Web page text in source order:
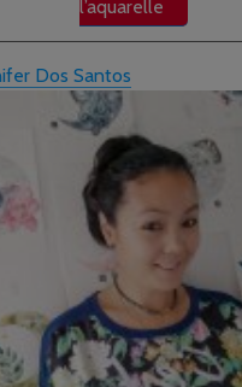
l’aquarelle
Dos Santos